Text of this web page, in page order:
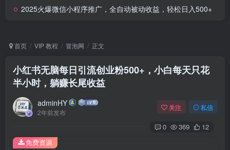
2025火爆微信小程序推广，全自动被动收益，轻松日入500+
首页 VIP 教程 冒泡网 正文
小红书无脑每日引流创业粉500+，小白每天只花
半小时，躺赚长尾收益
adminHY
2年前发布
关注 私信
0 369 12
免费资源